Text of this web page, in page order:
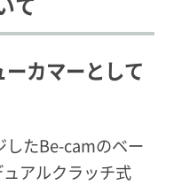
カマーとして
したBe-camのベー
アルクラッチ式